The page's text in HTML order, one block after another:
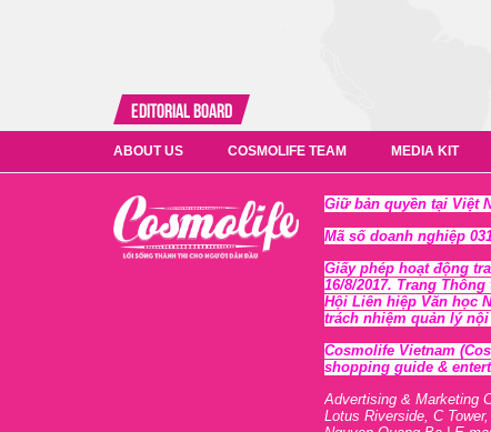
Editorial Board
ABOUT US COSMOLIFE TEAM MEDIA KIT
Giữ bản quyền tại Việt
Mã số doanh nghiệp
Giấy phép hoạt động
16/8/2017. Trang
Hội Liên hiệp Văn học
trách nhiệm quản lý
Cosmolife Vietnam
shopping guide &
Advertising & Marketing
Lotus Riverside, C